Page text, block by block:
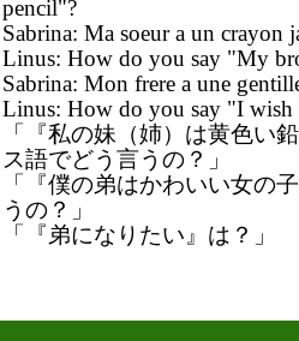
pencil"?
Sabrina: Ma soeur a un crayon
Linus: How do you say "My
Sabrina: Mon frere a une
Linus: How do you say "I wish
「『私の妹（姉）は黄色い
ス語でどう言うの？」
「『僕の弟はかわいい女の
うの？」
「『弟になりたい』は？」